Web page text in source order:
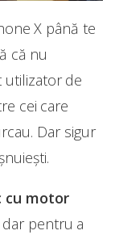
X până te
că nu
utilizator de
cei care
Dar sigur
cu motor
dar pentru a